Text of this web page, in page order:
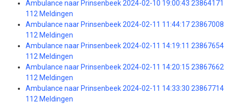
Ambulance naar Prinsenbeek 2024-02-10 19:00:43 23864171
112 Meldingen
Ambulance naar Prinsenbeek 2024-02-11 11:44:17 23867008
112 Meldingen
Ambulance naar Prinsenbeek 2024-02-11 14:19:11 23867654
112 Meldingen
Ambulance naar Prinsenbeek 2024-02-11 14:20:15 23867662
112 Meldingen
Ambulance naar Prinsenbeek 2024-02-11 14:33:30 23867714
112 Meldingen